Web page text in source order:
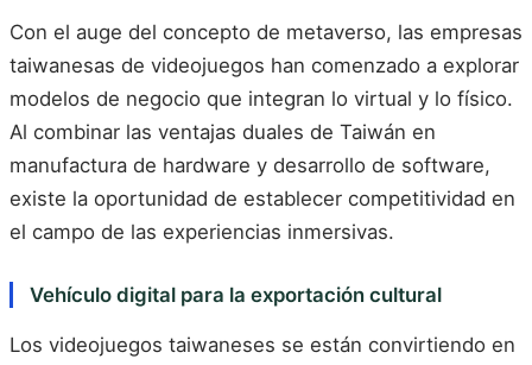
Con el auge del concepto de metaverso, las empresas
taiwanesas de videojuegos han comenzado a explorar
modelos de negocio que integran lo virtual y lo físico.
Al combinar las ventajas duales de Taiwán en
manufactura de hardware y desarrollo de software,
existe la oportunidad de establecer competitividad en
el campo de las experiencias inmersivas.
Vehículo digital para la exportación cultural
Los videojuegos taiwaneses se están convirtiendo en